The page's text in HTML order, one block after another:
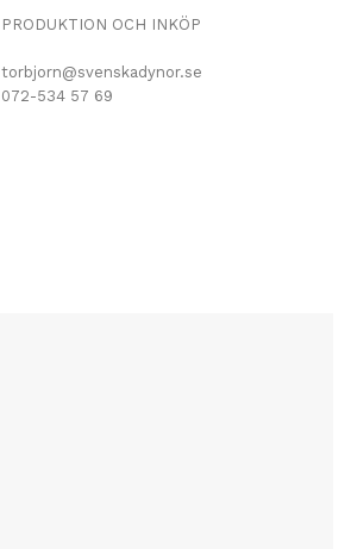
PRODUKTION OCH INKÖP
torbjorn@svenskadynor.se
072-534 57 69